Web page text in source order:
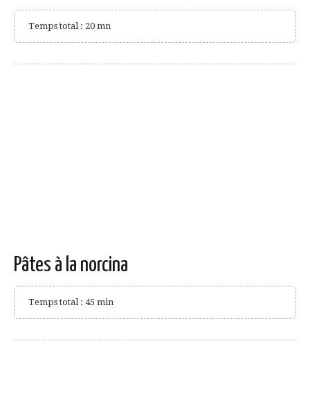
Temps total : 20 mn
Pâtes à la norcina
Temps total : 45 min